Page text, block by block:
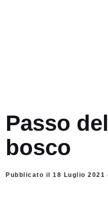
Passo
bosco
Pubblicato il 18 Luglio 2021